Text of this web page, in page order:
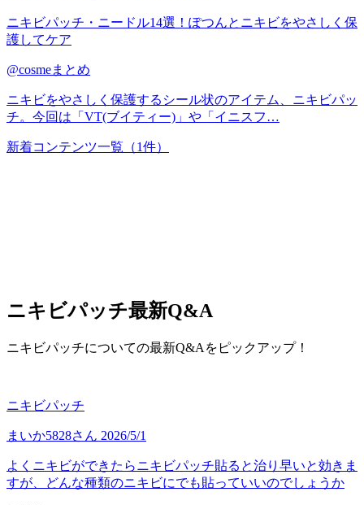
ニキビパッチ・ニードル14選！ぽつんとニキビをやさしく保
護してケア
@cosmeまとめ
ニキビをやさしく保護するシール状のアイテム、ニキビパッ
チ。今回は「VT(ブイティー)」や「イニスフ…
新着コンテンツ一覧 （1件）
ニキビパッチ最新Q&A
ニキビパッチについての最新Q&Aをピックアップ！
ニキビパッチ
まいか5828さん 2026/5/1
よくニキビができたらニキビパッチ貼ると治り早いと効きま
すが、どんな種類のニキビにでも貼っていいのでしょうか